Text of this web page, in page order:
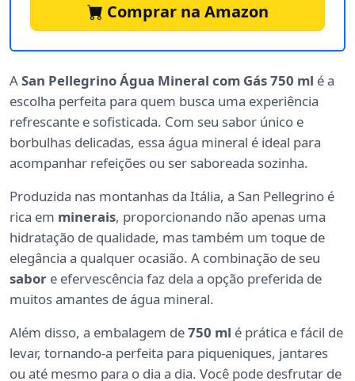
Comprar na Amazon
ASan Pellegrino Água Mineral com Gás 750 ml é a
escolha perfeita para quem busca uma experiência
refrescante e sofisticada. Com seu sabor único e
borbulhas delicadas, essa água mineral é ideal para
acompanhar refeições ou ser saboreada sozinha.
Produzida nas montanhas da Itália, a San Pellegrino é
rica em minerais, proporcionando não apenas uma
hidratação de qualidade, mas também um toque de
elegância a qualquer ocasião. A combinação de seu
sabor e efervescência faz dela a opção preferida de
muitos amantes de água mineral.
Além disso, a embalagem de750 ml é prática e fácil de
levar, tornando-a perfeita para piqueniques, jantares
ou até mesmo para o dia a dia. Você pode desfrutar de